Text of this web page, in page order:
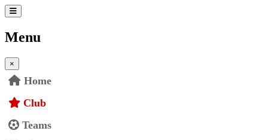
Menu
×
Home
Club
Teams